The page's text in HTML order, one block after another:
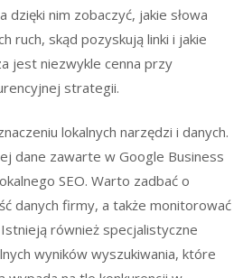
dzięki nim zobaczyć, jakie słowa
ruch, skąd pozyskują linki i jakie
jest niezwykle cenna przy
strategii.
lokalnych narzędzi i danych.
dane zawarte w Google Business
SEO. Warto zadbać o
danych firmy, a także monitorować
również specjalistyczne
wyników wyszukiwania, które